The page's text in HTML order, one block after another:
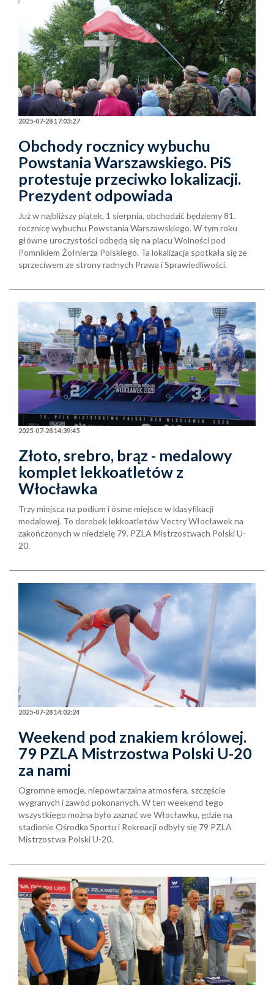
2025-07-28 17:03:27
Obchody rocznicy wybuchu
Powstania Warszawskiego. PiS
protestuje przeciwko lokalizacji.
Prezydent odpowiada
Już w najbliższy piątek, 1 sierpnia, obchodzić będziemy 81.
rocznicę wybuchu Powstania Warszawskiego. W tym roku
główne uroczystości odbędą się na placu Wolności pod
Pomnikiem Żołnierza Polskiego. Ta lokalizacja spotkała się ze
sprzeciwem ze strony radnych Prawa i Sprawiedliwości.
2025-07-28 14:39:45
Złoto, srebro, brąz - medalowy
komplet lekkoatletów z
Włocławka
Trzy miejsca na podium i ósme miejsce w klasyfikacji
medalowej. To dorobek lekkoatletów Vectry Włocławek na
zakończonych w niedzielę 79. PZLA Mistrzostwach Polski U-
20.
2025-07-28 14:02:24
Weekend pod znakiem królowej.
79 PZLA Mistrzostwa Polski U-20
za nami
Ogromne emocje, niepowtarzalna atmosfera, szczęście
wygranych i zawód pokonanych. W ten weekend tego
wszystkiego można było zaznać we Włocławku, gdzie na
stadionie Ośrodka Sportu i Rekreacji odbyły się 79 PZLA
Mistrzostwa Polski U-20.